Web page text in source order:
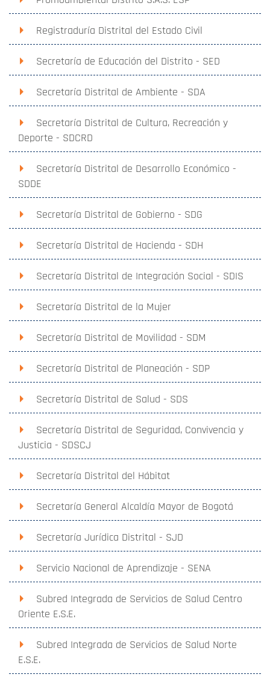
Registraduría Distrital del Estado Civil
Secretaría de Educación del Distrito - SED
Secretaría Distrital de Ambiente - SDA
Secretaría Distrital de Cultura, Recreación y
Deporte - SDCRD
Secretaría Distrital de Desarrollo Económico -
SDDE
Secretaría Distrital de Gobierno - SDG
Secretaría Distrital de Hacienda - SDH
Secretaría Distrital de Integración Social - SDIS
Secretaría Distrital de la Mujer
Secretaría Distrital de Movilidad - SDM
Secretaría Distrital de Planeación - SDP
Secretaría Distrital de Salud - SDS
Secretaría Distrital de Seguridad, Convivencia y
Justicia - SDSCJ
Secretaría Distrital del Hábitat
Secretaría General Alcaldía Mayor de Bogotá
Secretaría Jurídica Distrital - SJD
Servicio Nacional de Aprendizaje - SENA
Subred Integrada de Servicios de Salud Centro
Oriente E.S.E.
Subred Integrada de Servicios de Salud Norte
E.S.E.